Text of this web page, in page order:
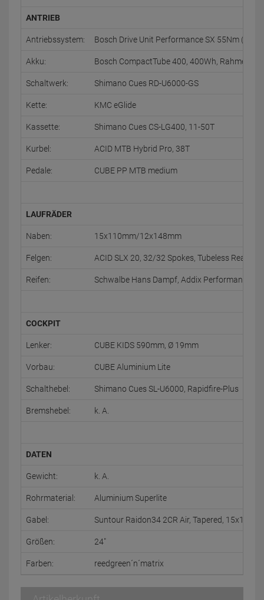
ANTRIEB
Antriebssystem: Bosch Drive Unit Performance SX 55Nm
Akku: Bosch CompactTube 400, 400Wh, Rahmen,
Schaltwerk: Shimano Cues RD-U6000-GS
Kette: KMC eGlide
Kassette: Shimano Cues CS-LG400, 11-50T
Kurbel: ACID MTB Hybrid Pro, 38T
Pedale: CUBE PP MTB medium
LAUFRÄDER
Naben: 15x110mm/12x148mm
Felgen: ACID SLX 20, 32/32 Spokes, Tubeless Ready
Reifen: Schwalbe Hans Dampf, Addix Performance,
COCKPIT
Lenker: CUBE KIDS 590mm, Ø 19mm
Vorbau: CUBE Aluminium Lite
Schalthebel: Shimano Cues SL-U6000, Rapidfire-Plus
Bremshebel: k. A.
DATEN
Gewicht: k. A.
Rohrmaterial: Aluminium Superlite
Gabel: Suntour Raidon34 2CR Air, Tapered, 15x110,
Größen: 24"
Farben: reedgreen´n´matrix